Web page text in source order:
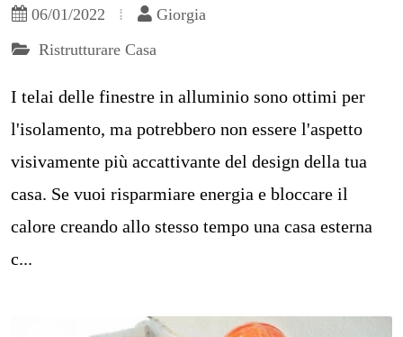
06/01/2022
Giorgia
Ristrutturare Casa
I telai delle finestre in alluminio sono ottimi per
l'isolamento, ma potrebbero non essere l'aspetto
visivamente più accattivante del design della tua
casa. Se vuoi risparmiare energia e bloccare il
calore creando allo stesso tempo una casa esterna
c...